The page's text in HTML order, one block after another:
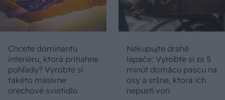
Chcete dominantu
interiéru, ktorá pritiahne
pohľady? Vyrobte si
takéto masívne
orechové svietidlo
Nekupujte drahé
lapače: Vyrobte si za 5
minút domácu pascu na
osy a sršne, ktorá ich
nepustí von